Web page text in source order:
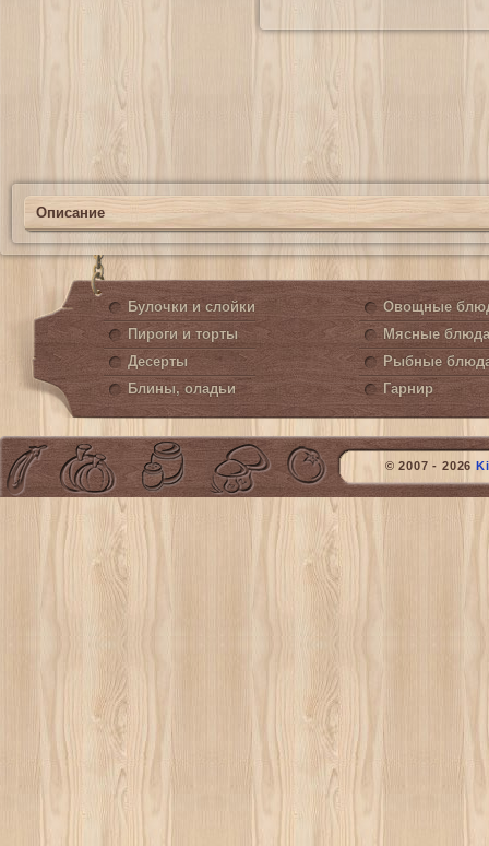
Описание
Булочки и слойки
Пироги и торты
Десерты
Блины, оладьи
Овощные
Мясные блюда
Рыбные
Гарнир
© 2007 - 2026